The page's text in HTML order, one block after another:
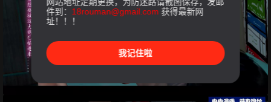
件到： 18rouman@gmail.com 获得最新网
址！！！
我记住啦